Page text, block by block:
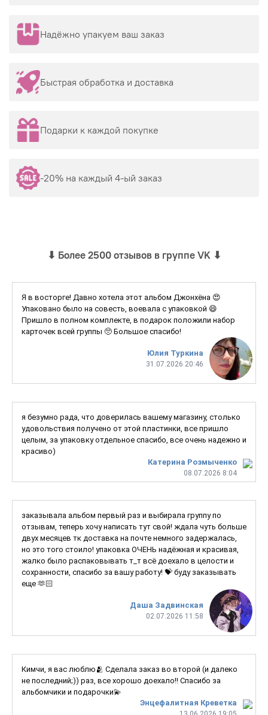
Надёжно упакуем ваш заказ
Быстрая обработка и доставка
Подарки к каждой покупке
-20% на каждый 4-ый заказ
⬇ Более 2500 отзывов в группе VK ⬇
Юлия Туркина
31.07.2026 20:46
Я в восторге! Давно хотела этот альбом Джонхёна 😍
Упаковано было на совесть, воевала с упаковкой 😄
Пришло в полном комплекте, в подарок положили набор
карточек всей группы 🥺 Большое спасибо!
Катерина Розмыченко
08.07.2026 8:04
я безумно рада, что доверилась вашему магазину, столько
удовольствия получено от этой пластинки, все пришло
целым, за упаковку отдельное спасибо, все очень надежно и
красиво)
Даша Задвинская
02.07.2026 11:58
заказывала альбом первый раз и выбирала группу по
отзывам, теперь хочу написать тут свой! ждала чуть больше
двух месяцев тк доставка на почте немного задержалась,
но это того стоило! упаковка ОЧЕНЬ надёжная и красивая,
жалко было распаковывать т_т всё доехало в целости и
сохранности, спасибо за вашу работу! 💝 буду заказывать
еще 🫶🏻
Энцефалитная Креветка
Кимчи, я вас люблю🫂 Сделала заказ во второй (и далеко
не последний;)) раз, все хорошо доехало!! Спасибо за
альбомчики и подарочки💫